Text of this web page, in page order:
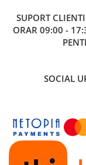
SUPORT CLIENTI
ORAR 09:00 -
SOCIAL